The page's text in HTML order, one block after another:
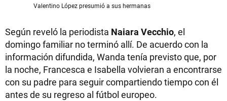
Valentino López presumió a sus hermanas
Según reveló la periodista Naiara Vecchio, el
domingo familiar no terminó allí. De acuerdo con la
información difundida, Wanda tenía previsto que, por
la noche, Francesca e Isabella volvieran a encontrarse
con su padre para seguir compartiendo tiempo con él
antes de su regreso al fútbol europeo.